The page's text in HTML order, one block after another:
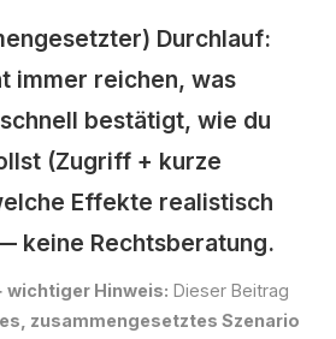
Durchlauf:
immer reichen, was
bestätigt, wie du
(Zugriff + kurze
Effekte realistisch
keine Rechtsberatung.
wichtiger Hinweis: Dieser Beitrag
zusammengesetztes Szenario